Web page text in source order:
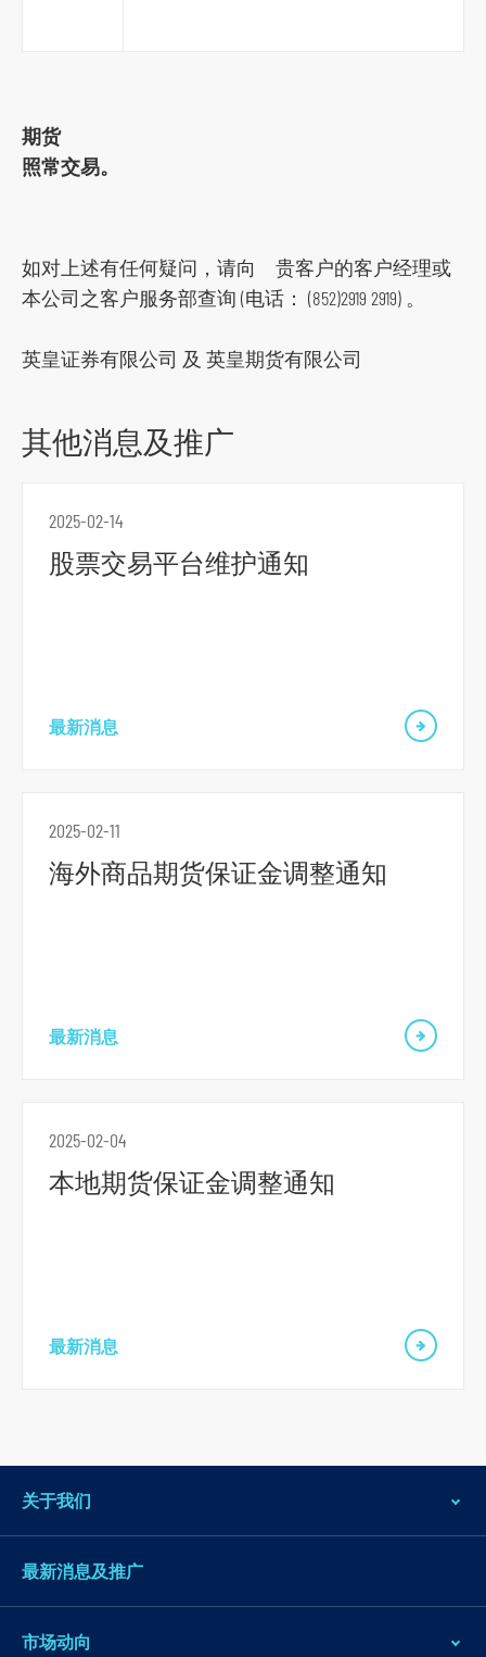
期货
照常交易。
如对上述有任何疑问，请向 贵客户的客户经理或
本公司之客户服务部查询 (电话： (852)2919 2919) 。
英皇证券有限公司 及 英皇期货有限公司
其他消息及推广
2025-02-14
股票交易平台维护通知
最新消息
2025-02-11
海外商品期货保证金调整通知
最新消息
2025-02-04
本地期货保证金调整通知
最新消息
关于我们
最新消息及推广
市场动向